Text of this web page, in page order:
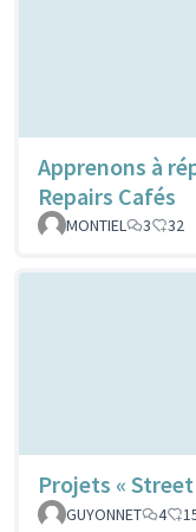
Apprenons à
Repairs Cafés
MONTIEL 3 32
Projets «
GUYONNET
4